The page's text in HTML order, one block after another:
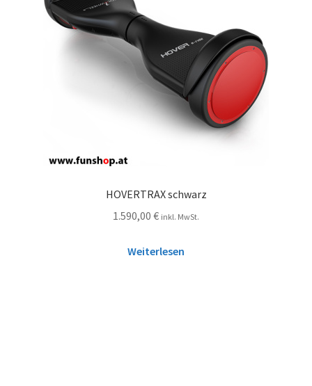
HOVERTRAX schwarz
1.590,00 € inkl. MwSt.
Weiterlesen